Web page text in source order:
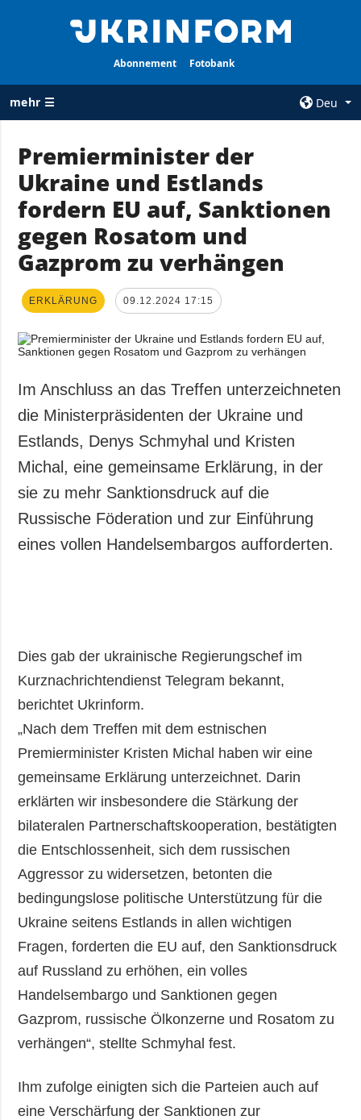
Abonnement Fotobank
mehr ☰
Deu
ALLE
RUBRIKEN
Krieg
Wiederaufbau
der Ukraine
Politik
Wirtschaft
Militär
Kultur
Sport
Kriminalität
Notstand und
AGENTUR
Über uns
Kontakte
services
Politik zur
Vertraulichkeit
personenbezogener
Daten
ZUSÄTZLICH
Veröffentlichungen
LEISTUNGEN
Abonnement
Premierminister der
Ukraine und Estlands
fordern EU auf, Sanktionen
gegen Rosatom und
Gazprom zu verhängen
ERKLÄRUNG 09.12.2024 17:15
Im Anschluss an das Treffen unterzeichneten
die Ministerpräsidenten der Ukraine und
Estlands, Denys Schmyhal und Kristen
Michal, eine gemeinsame Erklärung, in der
sie zu mehr Sanktionsdruck auf die
Russische Föderation und zur Einführung
eines vollen Handelsembargos aufforderten.
Dies gab der ukrainische Regierungschef im
Kurznachrichtendienst Telegram bekannt,
berichtet Ukrinform.
„Nach dem Treffen mit dem estnischen
Premierminister Kristen Michal haben wir eine
gemeinsame Erklärung unterzeichnet. Darin
erklärten wir insbesondere die Stärkung der
bilateralen Partnerschaftskooperation, bestätigten
die Entschlossenheit, sich dem russischen
Aggressor zu widersetzen, betonten die
bedingungslose politische Unterstützung für die
Ukraine seitens Estlands in allen wichtigen
Fragen, forderten die EU auf, den Sanktionsdruck
auf Russland zu erhöhen, ein volles
Handelsembargo und Sanktionen gegen
Gazprom, russische Ölkonzerne und Rosatom zu
verhängen“, stellte Schmyhal fest.
Ihm zufolge einigten sich die Parteien auch auf
eine Verschärfung der Sanktionen zur